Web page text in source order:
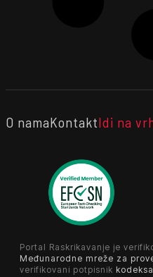
O namaKontaktIdi na
Portal Raskrikavanje je
Međunarodne mreže za
verifikovani potpisnik kodeksa